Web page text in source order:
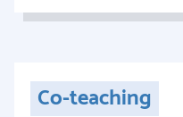
Co-teaching